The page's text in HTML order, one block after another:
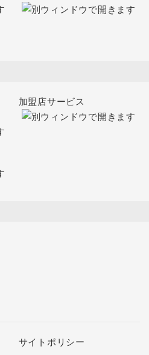
加盟店サービス
サイトポリシー